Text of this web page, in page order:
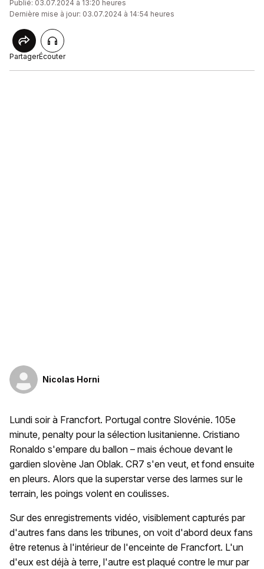
Publié: 03.07.2024 à 13:20 heures
Dernière mise à jour: 03.07.2024 à 14:54 heures
PartagerÉcouter
Nicolas Horni
Lundi soir à Francfort. Portugal contre Slovénie. 105e
minute, penalty pour la sélection lusitanienne. Cristiano
Ronaldo s'empare du ballon – mais échoue devant le
gardien slovène Jan Oblak. CR7 s'en veut, et fond ensuite
en pleurs. Alors que la superstar verse des larmes sur le
terrain, les poings volent en coulisses.
Sur des enregistrements vidéo, visiblement capturés par
d'autres fans dans les tribunes, on voit d'abord deux fans
être retenus à l'intérieur de l'enceinte de Francfort. L'un
d'eux est déjà à terre, l'autre est plaqué contre le mur par